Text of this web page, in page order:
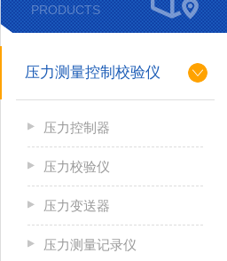
PRODUCTS
压力测量控制校验仪
压力控制器
压力校验仪
压力变送器
压力测量记录仪